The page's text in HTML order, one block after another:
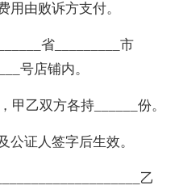
用由败诉方支付。
省_________市
号店铺内。
乙双方各持______份。
证人签字后生效。
乙